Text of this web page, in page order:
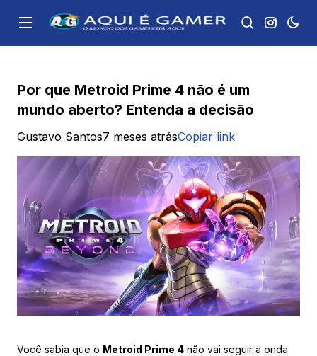
Por que Metroid Prime 4 não é um
mundo aberto? Entenda a decisão
Gustavo Santos7 meses atrásCopiar link
Você sabia que o Metroid Prime 4 não vai seguir a onda